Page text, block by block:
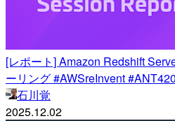
[レポート] Amazon Redshift
ーリング #AWSreInvent #ANT420
石川覚
2025.12.02